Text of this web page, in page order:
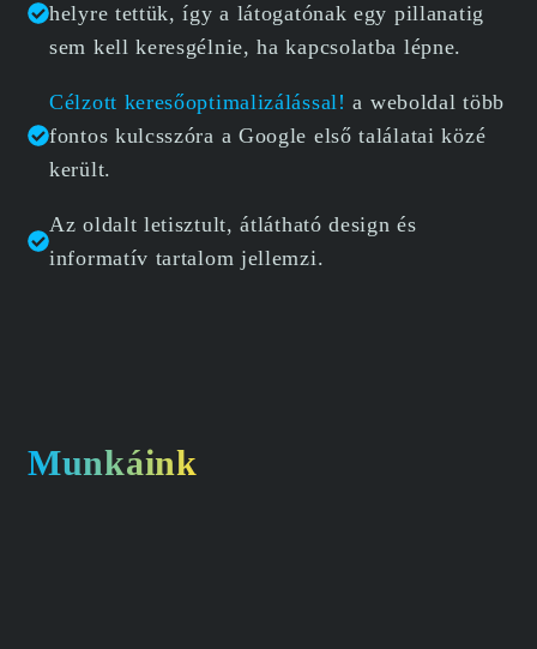
helyre tettük, így a látogatónak egy pillanatig
sem kell keresgélnie, ha kapcsolatba lépne.
Célzott keresőoptimalizálással! a weboldal több
fontos kulcsszóra a Google első találatai közé
került.
Az oldalt letisztult, átlátható design és
informatív tartalom jellemzi.
Munkáink